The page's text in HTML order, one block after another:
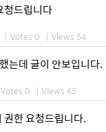
청드립니다
| Votes 0 | Views 54
는데 글이 안보입니다.
Votes 0 | Views 65
권한 요청드립니다.